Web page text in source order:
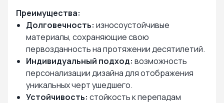
Преимущества:
Долговечность: износоустойчивые
материалы, сохраняющие свою
первозданность на протяжении десятилетий.
Индивидуальный подход: возможность
персонализации дизайна для отображения
уникальных черт ушедшего.
Устойчивость: стойкость к перепадам